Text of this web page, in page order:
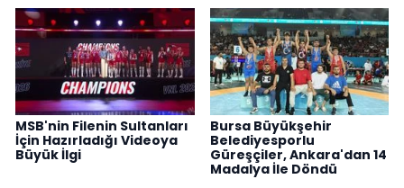
MSB'nin Filenin Sultanları
İçin Hazırladığı Videoya
Büyük İlgi
Bursa Büyükşehir
Belediyesporlu
Güreşçiler, Ankara'dan 14
Madalya İle Döndü